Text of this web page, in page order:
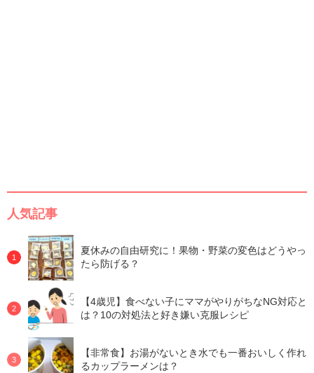
人気記事
夏休みの自由研究に！果物・野菜の変色はどうやっ
たら防げる？
【4歳児】食べない子にママがやりがちなNG対応と
は？10の対処法と好き嫌い克服レシピ
【非常食】お湯がないとき水でも一番おいしく作れ
るカップラーメンは？